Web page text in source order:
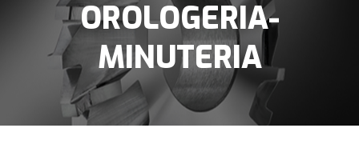
OROLOGERIA-
MINUTERIA